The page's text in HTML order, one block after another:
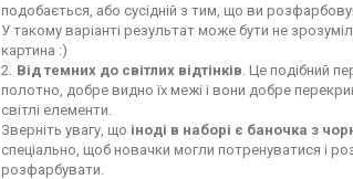
подобається, або сусідній з тим, що ви
У такому варіанті результат може бути не
картина :)
Від темних до світлих відтінків . Це подібний
полотно, добре видно їх межі і вони добре
світлі елементи.
Зверніть увагу, що іноді в наборі є баночка з
спеціально, щоб новачки могли потренуватися і
розфарбувати.